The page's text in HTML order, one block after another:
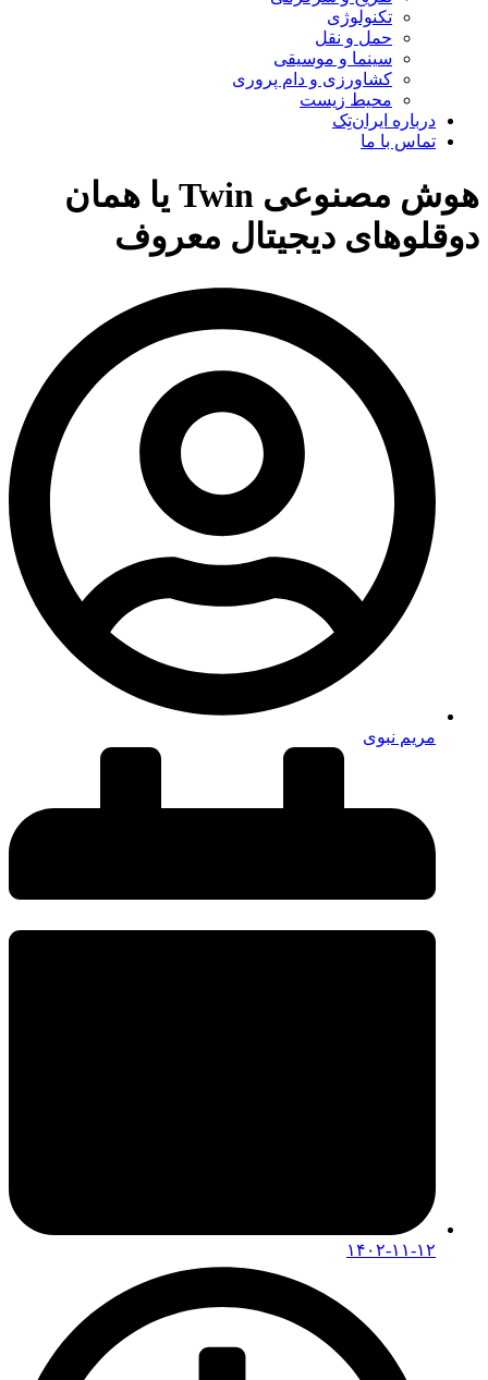
تکنولوژی
حمل و نقل
سینما و موسیقی
کشاورزی و دام پروری
محیط زیست
درباره ایران‌تِک
تماس با ما
هوش مصنوعی Twin یا همان
دوقلوهای دیجیتال معروف
مریم نبوی
۱۴۰۲-۱۱-۱۲